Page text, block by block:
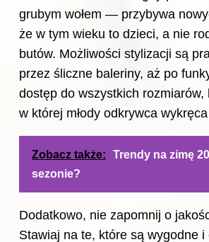
grubym wołem — przybywa
że w tym wieku to dzieci, a nie
butów. Możliwości stylizacji są
przez śliczne baleriny, aż po
dostęp do wszystkich
w której młody odkrywca
Zobacz także:
Trendy na zimę
sezonie?
Dodatkowo, nie zapomnij o
Stawiaj na te, które są wygodne